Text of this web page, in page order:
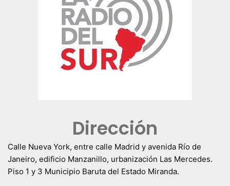
Dirección
Calle Nueva York, entre calle Madrid y avenida Río de
Janeiro, edificio Manzanillo, urbanización Las Mercedes.
Piso 1 y 3 Municipio Baruta del Estado Miranda.